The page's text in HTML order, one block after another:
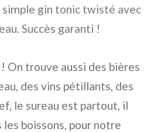
simple gin tonic twisté avec
Succès garanti !
On trouve aussi des bières
des vins pétillants, des
le sureau est partout, il
boissons, pour notre